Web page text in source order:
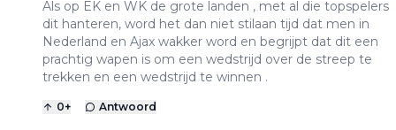
Als op EK en WK de grote landen , met al die topspelers
dit hanteren, word het dan niet stilaan tijd dat men in
Nederland en Ajax wakker word en begrijpt dat dit een
prachtig wapen is om een wedstrijd over de streep te
trekken en een wedstrijd te winnen .
0+ Antwoord